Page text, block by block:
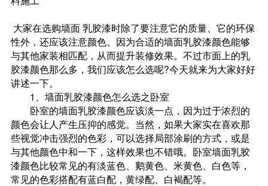
大家在选购墙面 乳胶漆时除了要注意它的质量、它的环保
性外，还应该注意颜色。因为合适的墙面乳胶漆颜色能够
与其他家装相匹配，从而提升装修效果。不过市面上的乳
胶漆颜色那么多，我们应该怎么选呢?今天就来为大家好好
讲述一下。
1、墙面乳胶漆颜色怎么选之卧室
卧室的墙面乳胶漆颜色应该淡一点，因为过于浓烈的
颜色会让人产生压抑的感觉。当然，如果大家实在喜欢那
些视觉冲击强烈的色彩，可以选择局部涂刷的方式，或是
与其他颜色中和一下，这样效果也不错哦。卧室墙面乳胶
漆颜色比较常见的有淡蓝色、鹅黄色、米黄色、白色等，
常见的色彩搭配有蓝白配，黄绿配、白褐配等。